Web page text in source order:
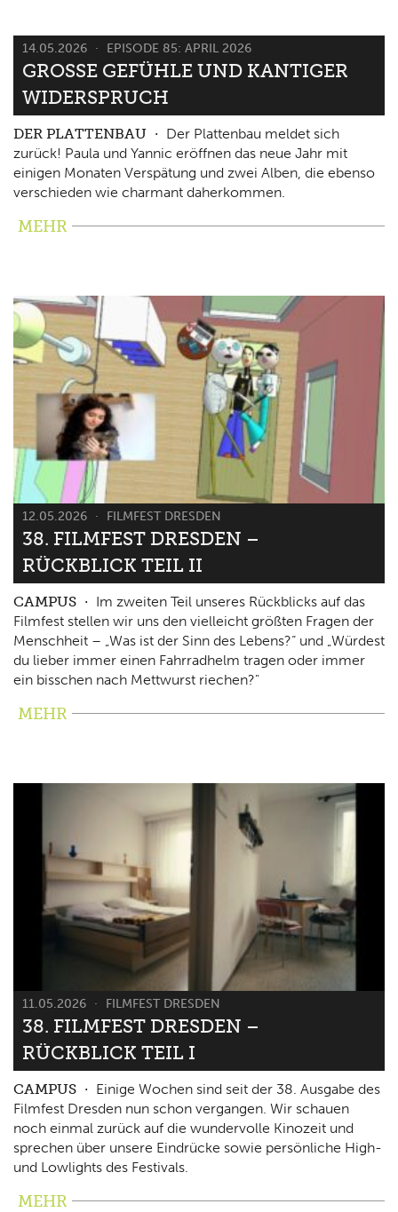
14.05.2026 EPISODE 85: APRIL 2026
GROSSE GEFÜHLE UND KANTIGER W
IDERSPRUCH
DER PLATTENBAU
Der Plattenbau meldet sich
zurück! Paula und Yannic eröffnen das neue Jahr mit
einigen Monaten Verspätung und zwei Alben, die ebenso
verschieden wie charmant daherkommen.
MEHR
12.05.2026 FILMFEST DRESDEN
38. FILMFEST DRESDEN –
RÜCKBLICK TEIL II
CAMPUS
Im zweiten Teil unseres Rückblicks auf das
Filmfest stellen wir uns den vielleicht größten Fragen der
Menschheit – „Was ist der Sinn des Lebens?“ und „Würdest
du lieber immer einen Fahrradhelm tragen oder immer
ein bisschen nach Mettwurst riechen?"
MEHR
11.05.2026 FILMFEST DRESDEN
38. FILMFEST DRESDEN –
RÜCKBLICK TEIL I
CAMPUS
Einige Wochen sind seit der 38. Ausgabe des
Filmfest Dresden nun schon vergangen. Wir schauen
noch einmal zurück auf die wundervolle Kinozeit und
sprechen über unsere Eindrücke sowie persönliche High-
und Lowlights des Festivals.
MEHR